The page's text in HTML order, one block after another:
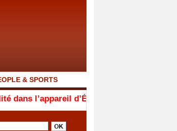
& SPORTS
d’État. Ceux qui ne sont pas avec